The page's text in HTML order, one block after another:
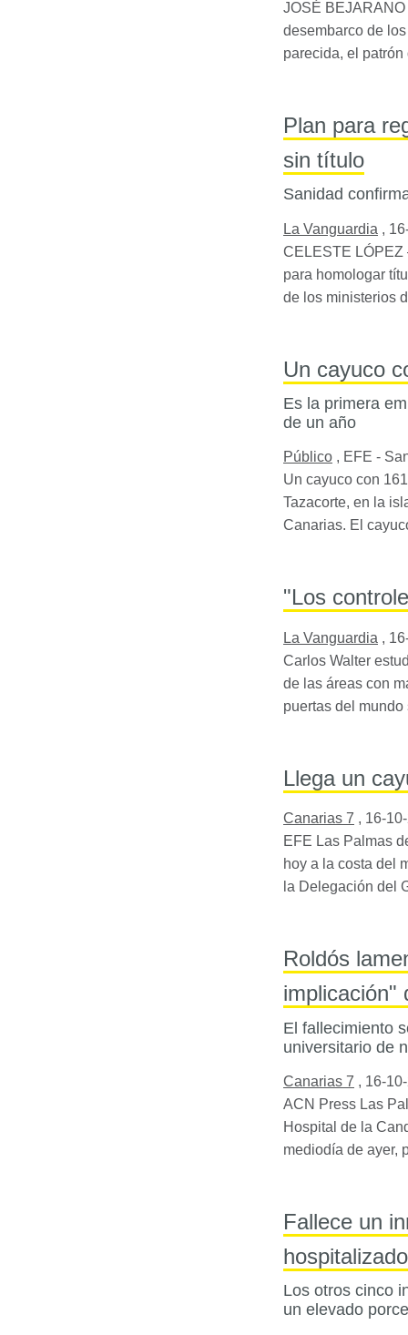
JOSÉ BEJARANO
desembarco de
parecida, el
Plan para
sin título
Sanidad
La Vanguardia ,
CELESTE
para homologar
de los ministerios
Un cayuco
Es la primera
de un año
Público , EFE -
Un cayuco con
Tazacorte, en la
Canarias. El
"Los
La Vanguardia ,
Carlos Walter
de las áreas con
puertas del
Llega un
Canarias 7 , 16-
EFE Las Palmas
hoy a la costa del
la Delegación del
Roldós
implicación"
El fallecimiento
universitario de
Canarias 7 , 16-
ACN Press Las
Hospital de la
mediodía de ayer,
Fallece un
Los otros cinco
un elevado